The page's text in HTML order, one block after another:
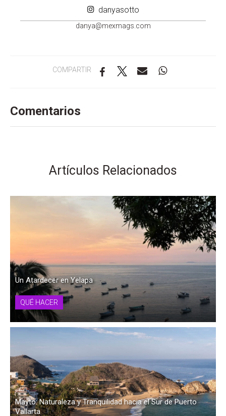
danyasotto
moc.s
gamxe
m@ayn
ad
COMPARTIR
Comentarios
Artículos Relacionados
Un Atardecer en Yelapa
QUÉ HACER
Mayto: Naturaleza y Tranquilidad hacia el Sur de Puerto
Vallarta